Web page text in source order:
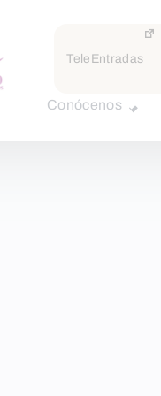
TeleEntradas
Conócenos